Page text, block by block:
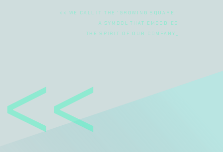
<< WE CALL IT THE ‘GROWING SQUARE,’
A SYMBOL THAT EMBODIES
THE SPIRIT OF OUR COMPANY_